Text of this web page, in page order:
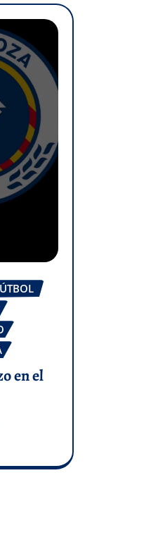
en el